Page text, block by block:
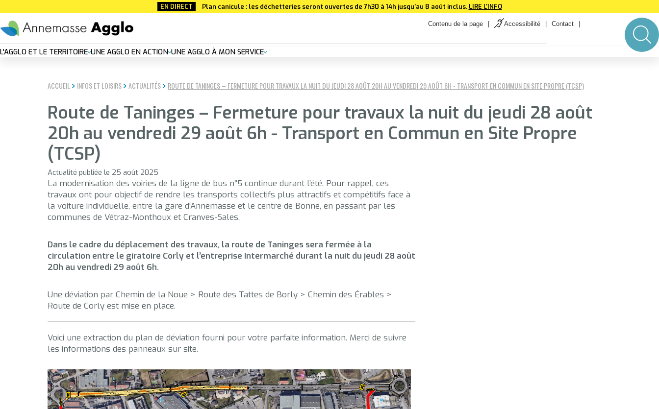
au
contenu
principal
EN DIRECT Plan canicule : les déchetteries seront ouvertes de 7h30 à 14h jusqu'au 8 août inclus. LIRE L'INFO
Contenu de la page Accessibilité Contact
Nouvelle
navigation
L'AGGLO ET LE TERRITOIRE UNE AGGLO EN ACTION UNE AGGLO À MON SERVICE
ACCUEIL INFOS ET LOISIRS ACTUALITÉS ROUTE DE TANINGES – FERMETURE POUR TRAVAUX LA NUIT DU JEUDI 28 AOÛT 20H AU VENDREDI 29 AOÛT 6H - TRANSPORT EN COMMUN EN SITE PROPRE (TCSP)
Route de Taninges – Fermeture pour travaux la nuit du jeudi 28 août
20h au vendredi 29 août 6h - Transport en Commun en Site Propre
(TCSP)
Actualité publiée le 25 août 2025
La modernisation des voiries de la ligne de bus n°5 continue durant l’été. Pour rappel, ces
travaux ont pour objectif de rendre les transports collectifs plus attractifs et compétitifs face à
la voiture individuelle, entre la gare d'Annemasse et le centre de Bonne, en passant par les
communes de Vétraz-Monthoux et Cranves-Sales.
Dans le cadre du déplacement des travaux, la route de Taninges sera fermée à la
circulation entre le giratoire Corly et l’entreprise Intermarché durant la nuit du jeudi 28 août
20h au vendredi 29 août 6h.
Une déviation par Chemin de la Noue > Route des Tattes de Borly > Chemin des Érables >
Route de Corly est mise en place.
Voici une extraction du plan de déviation fourni pour votre parfaite information. Merci de suivre
les informations des panneaux sur site.